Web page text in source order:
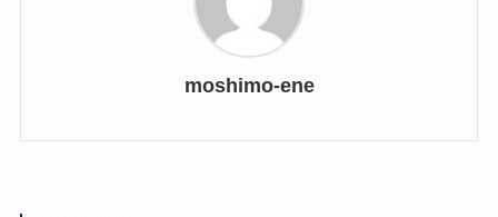
moshimo-ene